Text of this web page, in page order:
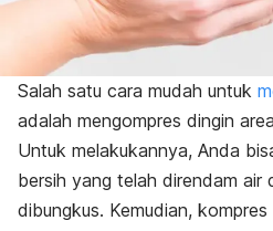
Salah satu cara mudah untuk
adalah mengompres dingin
Untuk melakukannya, Anda
bersih yang telah direndam air
dibungkus. Kemudian,